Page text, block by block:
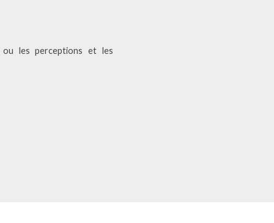
ou les perceptions et les